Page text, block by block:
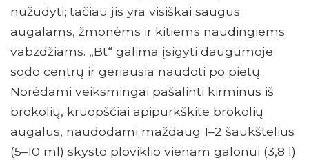
nužudyti; tačiau jis yra visiškai saugus
augalams, žmonėms ir kitiems naudingiems
vabzdžiams. „Bt“ galima įsigyti daugumoje
sodo centrų ir geriausia naudoti po pietų.
Norėdami veiksmingai pašalinti kirminus iš
brokolių, kruopščiai apipurkškite brokolių
augalus, naudodami maždaug 1–2 šaukštelius
(5–10 ml) skysto ploviklio vienam galonui (3,8 l)